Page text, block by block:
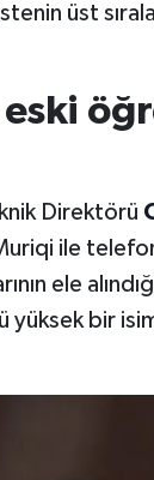
üst
Direktörü
ile
ele
yüksek bir